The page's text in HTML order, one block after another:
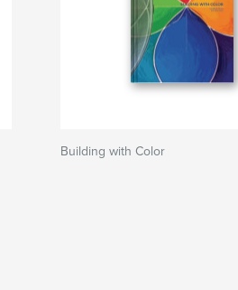
Building with Color